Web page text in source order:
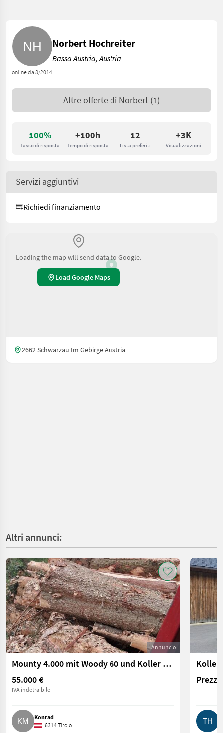
100%
Tasso di risposta
+100h
Tempo di risposta
12
Lista preferiti
+3K
Visualizzazioni
online da 8/2014
Norbert Hochreiter
Bassa Austria, Austria
Altre offerte di Norbert (1)
Servizi aggiuntivi
Richiedi finanziamento
Loading the map will send data to Google.
Load Google Maps
2662 Schwarzau Im Gebirge Austria
Altri annunci:
Annuncio
Mounty 4.000 mit Woody 60 und Koller Laufwagen
55.000 €
IVA indetraibile
Konrad
6314 Tirolo
Koller